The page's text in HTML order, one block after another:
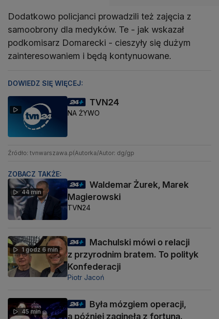
Dodatkowo policjanci prowadzili też zajęcia z
samoobrony dla medyków. Te - jak wskazał
podkomisarz Domarecki - cieszyły się dużym
zainteresowaniem i będą kontynuowane.
DOWIEDZ SIĘ WIĘCEJ:
TVN24
NA ŻYWO
Źródło: tvnwarszawa.plAutorka/Autor: dg/gp
ZOBACZ TAKŻE:
44 min
Waldemar Żurek, Marek
Magierowski
TVN24
1 godz 6 min
Machulski mówi o relacji
z przyrodnim bratem. To polityk
Konfederacji
Piotr Jacoń
45 min
Była mózgiem operacji,
a później zaginęła z fortuną.